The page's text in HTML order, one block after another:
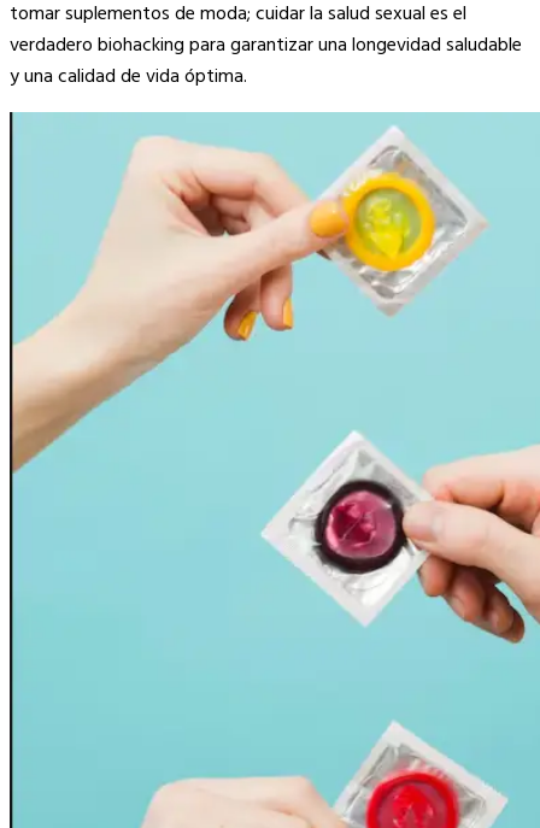
tomar suplementos de moda; cuidar la salud sexual es el
verdadero biohacking para garantizar una longevidad saludable
y una calidad de vida óptima.